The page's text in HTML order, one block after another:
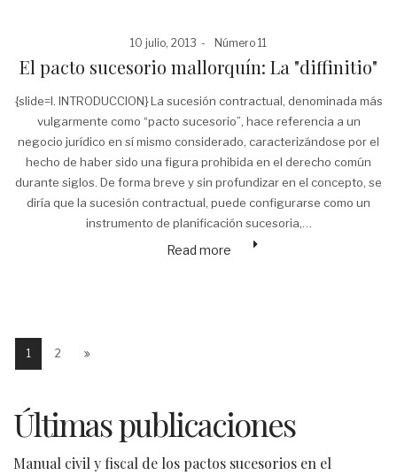
Posted
10 julio, 2013
Posted
Número 11
El pacto sucesorio mallorquín: La "diffinitio"
{slide=I. INTRODUCCION} La sucesión contractual, denominada más
vulgarmente como “pacto sucesorio”, hace referencia a un
negocio jurídico en sí mismo considerado, caracterizándose por el
hecho de haber sido una figura prohibida en el derecho común
durante siglos. De forma breve y sin profundizar en el concepto, se
diría que la sucesión contractual, puede configurarse como un
instrumento de planificación sucesoria,…
Read more
1 2
Últimas publicaciones
Manual civil y fiscal de los pactos sucesorios en el